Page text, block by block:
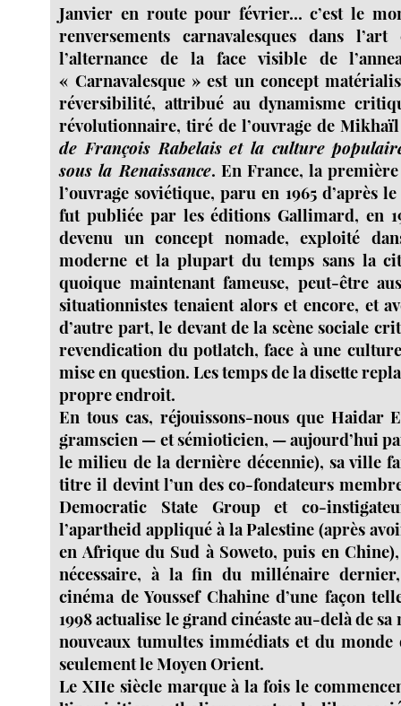
Janvier en route pour février... c’est le
renversements carnavalesques dans
l’alternance de la face visible de
« Carnavalesque » est un concept
réversibilité, attribué au dynamisme
révolutionnaire, tiré de l’ouvrage de
de François Rabelais et la culture
sous la Renaissance. En France, la
l’ouvrage soviétique, paru en 1965 d’après
fut publiée par les éditions Gallimard, en
devenu un concept nomade, exploité
moderne et la plupart du temps sans la
quoique maintenant fameuse, peut-être
situationnistes tenaient alors et encore, et
d’autre part, le devant de la scène sociale
revendication du potlatch, face à une
mise en question. Les temps de la disette
propre endroit.
En tous cas, réjouissons-nous que Haidar
gramscien — et sémioticien, — aujourd’hui
le milieu de la dernière décennie), sa ville
titre il devint l’un des co-fondateurs
Democratic State Group et co-
l’apartheid appliqué à la Palestine (après
en Afrique du Sud à Soweto, puis en
nécessaire, à la fin du millénaire
cinéma de Youssef Chahine d’une façon
1998 actualise le grand cinéaste au-delà de
nouveaux tumultes immédiats et du
seulement le Moyen Orient.
Le XIIe siècle marque à la fois le